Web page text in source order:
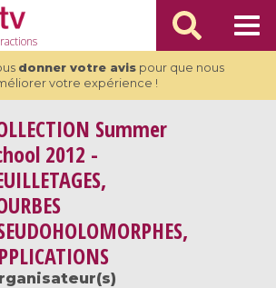
donner votre avispour que nous
votre expérience !
Summer
2012 -